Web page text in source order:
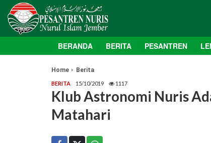
BERANDA BERITA PESANTREN
Home Berita
BERITA 15/10/2019 1117
Klub Astronomi Nuris
Matahari